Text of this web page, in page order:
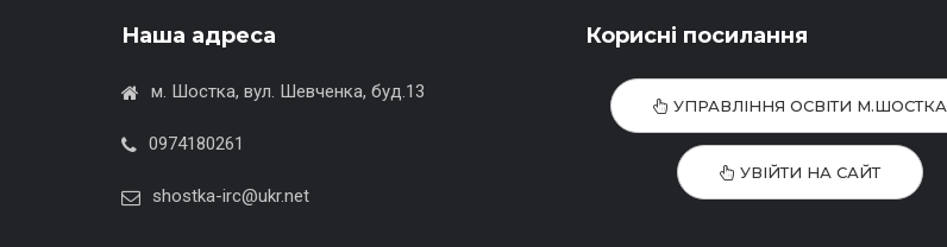
Наша адреса
м. Шостка, вул. Шевченка, буд.13
0974180261
shostka-irc@ukr.net
Корисні посилання
УПРАВЛІННЯ ОСВІТИ М.ШОСТКА
УВІЙТИ НА САЙТ